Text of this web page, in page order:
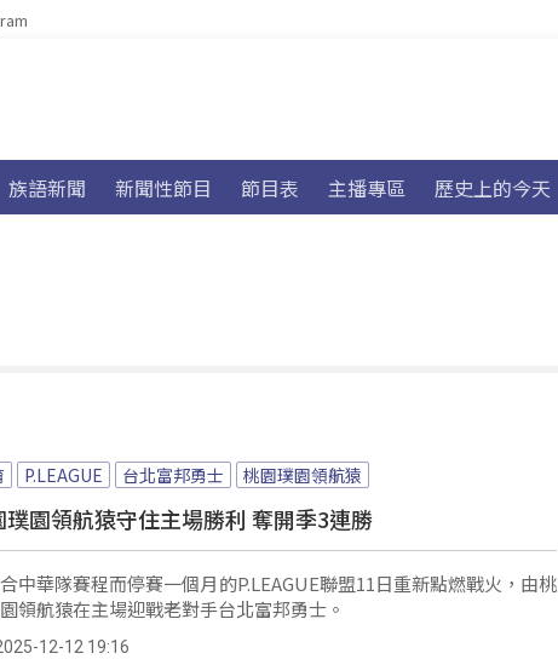
族語新聞 新聞性節目 節目表 主播專區 歷史上的今天
P.LEAGUE 台北富邦勇士 桃園璞園領航猿
璞園領航猿守住主場勝利 奪開季3連勝
中華隊賽程而停賽一個月的P.LEAGUE聯盟11日重新點燃戰火，由桃
領航猿在主場迎戰老對手台北富邦勇士。
12-12 19:16